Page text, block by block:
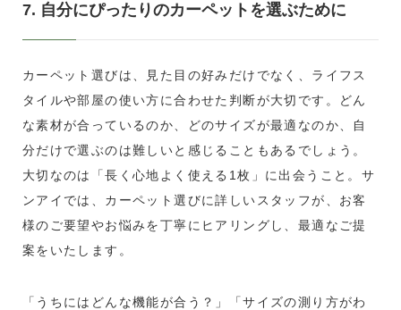
7. 自分にぴったりのカーペットを選ぶために
カーペット選びは、見た目の好みだけでなく、ライフス
タイルや部屋の使い方に合わせた判断が大切です。どん
な素材が合っているのか、どのサイズが最適なのか、自
分だけで選ぶのは難しいと感じることもあるでしょう。
大切なのは「長く心地よく使える1枚」に出会うこと。サ
ンアイでは、カーペット選びに詳しいスタッフが、お客
様のご要望やお悩みを丁寧にヒアリングし、最適なご提
案をいたします。
「うちにはどんな機能が合う？」「サイズの測り方がわ